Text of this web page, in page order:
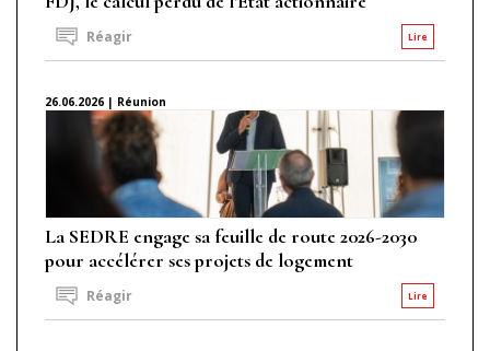
Lire
Réagir
26.06.2026 | Réunion
La SEDRE engage sa feuille de route 2026-2030
pour accélérer ses projets de logement
Lire
Réagir